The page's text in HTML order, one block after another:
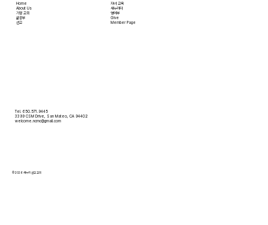
Home
About Us
​가정 교회
​삶공부
​선교
자녀 교육
새누리터
영어부
Give
Member Page
Tel. 650.571.9445
3399 CSM Drive, San Mateo, CA 94402
welcome.ncmc@gmail.com
© 2026 새누리 선교 교회